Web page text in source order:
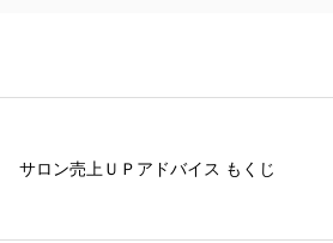
サロン売上ＵＰアドバイス もくじ